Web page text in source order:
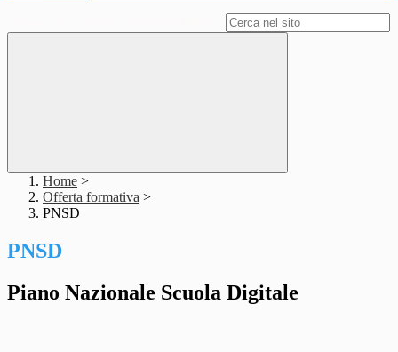
Home >
Offerta formativa >
PNSD
PNSD
Piano Nazionale Scuola Digitale